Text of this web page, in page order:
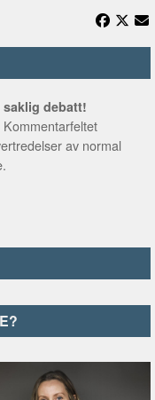
debatt!
av normal